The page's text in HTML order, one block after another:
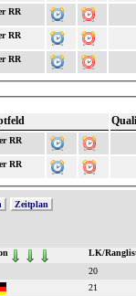
RR
RR
RR
RR
RR
Zeitplan
LK/
20
21